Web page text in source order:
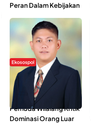
Peran Dalam Kebijakan
Ekosospol
Slogan Pemberdayaan
Lokal Dinilai Hanya
Pemanis, Tokoh
Pemuda Wilalang Kritik
Dominasi Orang Luar